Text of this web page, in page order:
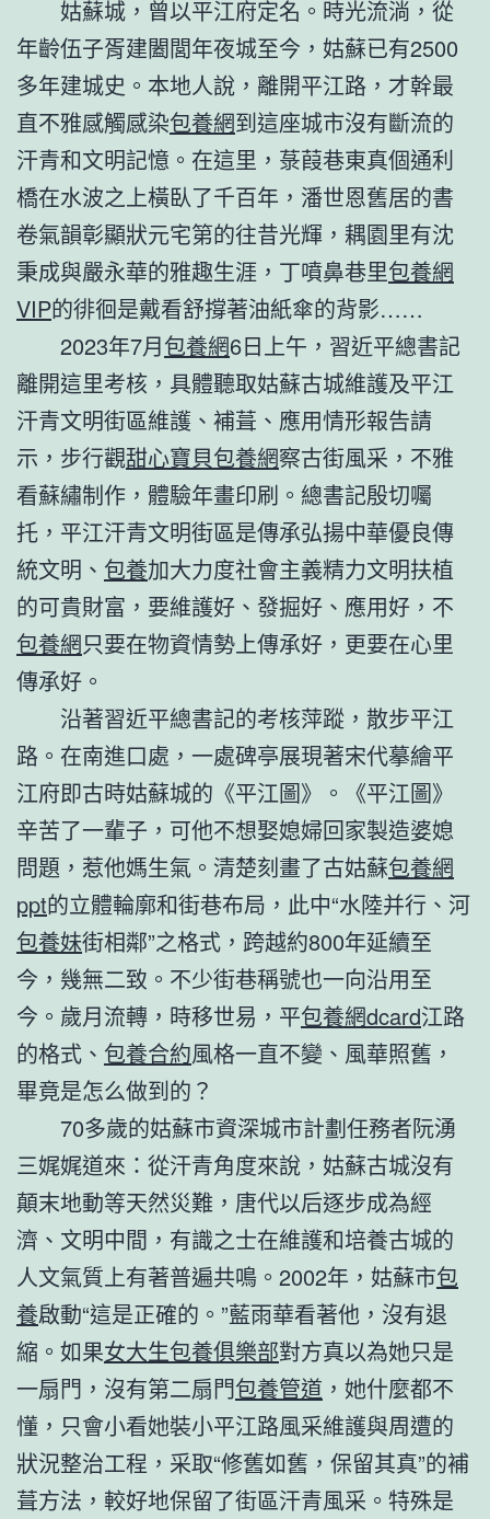
姑蘇城，曾以平江府定名。時光流淌，從
年齡伍子胥建闔閭年夜城至今，姑蘇已有2500
多年建城史。本地人說，離開平江路，才幹最
直不雅感觸感染包養網到這座城市沒有斷流的
汗青和文明記憶。在這里，菉葭巷東真個通利
橋在水波之上橫臥了千百年，潘世恩舊居的書
卷氣韻彰顯狀元宅第的往昔光輝，耦園里有沈
秉成與嚴永華的雅趣生涯，丁噴鼻巷里包養網
VIP的徘徊是戴看舒撐著油紙傘的背影……
2023年7月包養網6日上午，習近平總書記
離開這里考核，具體聽取姑蘇古城維護及平江
汗青文明街區維護、補葺、應用情形報告請
示，步行觀甜心寶貝包養網察古街風采，不雅
看蘇繡制作，體驗年畫印刷。總書記殷切囑
托，平江汗青文明街區是傳承弘揚中華優良傳
統文明、 包養加大力度社會主義精力文明扶植
的可貴財富，要維護好、發掘好、應用好，不
包養網只要在物資情勢上傳承好，更要在心里
傳承好。
沿著習近平總書記的考核萍蹤，散步平江
路。在南進口處，一處碑亭展現著宋代摹繪平
江府即古時姑蘇城的《平江圖》。《平江圖》
辛苦了一輩子，可他不想娶媳婦回家製造婆媳
問題，惹他媽生氣。清楚刻畫了古姑蘇包養網
ppt的立體輪廓和街巷布局，此中“水陸并行、河
包養妹街相鄰”之格式，跨越約800年延續至
今，幾無二致。不少街巷稱號也一向沿用至
今。歲月流轉，時移世易，平包養網dcard江路
的格式、 包養合約風格一直不變、風華照舊，
畢竟是怎么做到的？
70多歲的姑蘇市資深城市計劃任務者阮湧
三娓娓道來：從汗青角度來說，姑蘇古城沒有
顛末地動等天然災難，唐代以后逐步成為經
濟、文明中間，有識之士在維護和培養古城的
人文氣質上有著普遍共鳴。2002年，姑蘇市包
養啟動“這是正確的。”藍雨華看著他，沒有退
縮。如果女大生包養俱樂部對方真以為她只是
一扇門，沒有第二扇門包養管道 ，她什麼都不
懂，只會小看她裝小平江路風采維護與周遭的
狀況整治工程，采取“修舊如舊，保留其真”的補
葺方法，較好地保留了街區汗青風采。特殊是